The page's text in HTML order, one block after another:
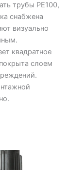
трубы PE100,
снабжена
визуально
квадратное
слоем